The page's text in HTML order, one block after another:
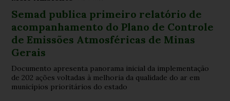
Semad publica primeiro relatório de
acompanhamento do Plano de Controle
de Emissões Atmosféricas de Minas
Gerais
Documento apresenta panorama inicial da implementação
de 202 ações voltadas à melhoria da qualidade do ar em
municípios prioritários do estado